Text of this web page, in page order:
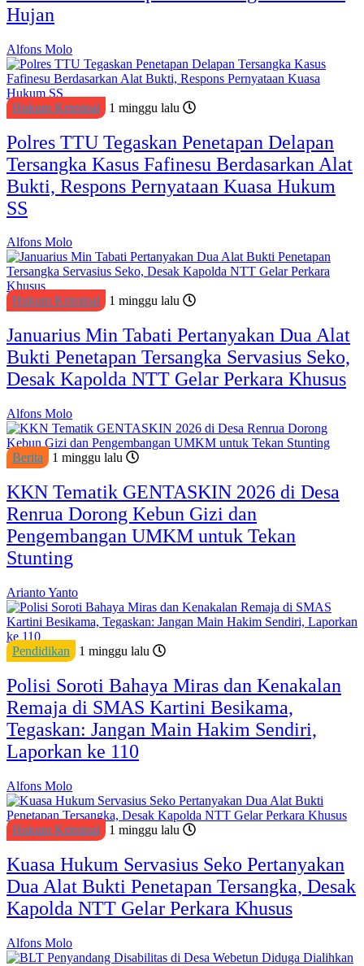
Hujan
Alfons Molo
Hukum Kriminal 1 minggu lalu
Polres TTU Tegaskan Penetapan Delapan
Tersangka Kasus Fafinesu Berdasarkan Alat
Bukti, Respons Pernyataan Kuasa Hukum
SS
Alfons Molo
Hukum Kriminal 1 minggu lalu
Januarius Min Tabati Pertanyakan Dua Alat
Bukti Penetapan Tersangka Servasius Seko,
Desak Kapolda NTT Gelar Perkara Khusus
Alfons Molo
Berita 1 minggu lalu
KKN Tematik GENTASKIN 2026 di Desa
Renrua Dorong Kebun Gizi dan
Pengembangan UMKM untuk Tekan
Stunting
Arianto Yanto
Pendidikan 1 minggu lalu
Polisi Soroti Bahaya Miras dan Kenakalan
Remaja di SMAS Kartini Besikama,
Tegaskan: Jangan Main Hakim Sendiri,
Laporkan ke 110
Alfons Molo
Hukum Kriminal 1 minggu lalu
Kuasa Hukum Servasius Seko Pertanyakan
Dua Alat Bukti Penetapan Tersangka, Desak
Kapolda NTT Gelar Perkara Khusus
Alfons Molo